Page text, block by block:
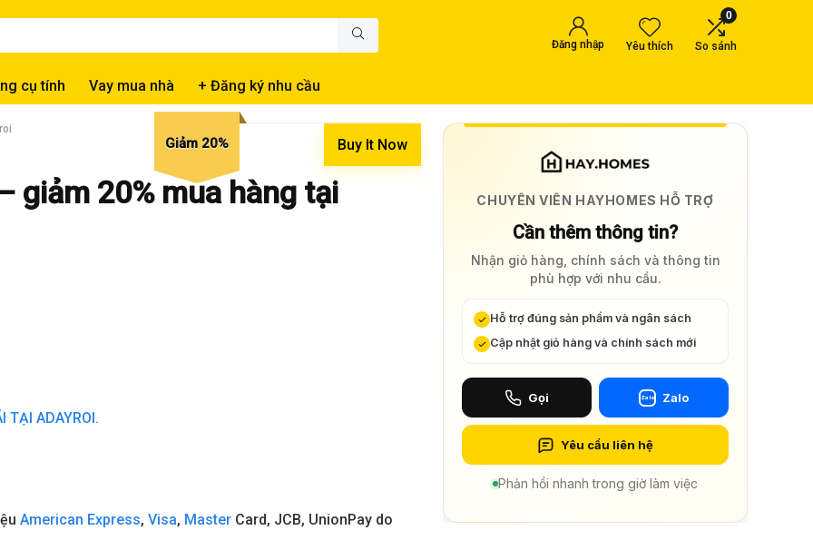
Đăng nhập Yêu thích
0
So sánh
cụ tính Vay mua nhà + Đăng ký nhu cầu
Giảm 20% Buy It Now
giảm 20% mua hàng tại
TẠI ADAYROI.
American Express, Visa, Master Card, JCB, UnionPay do
CHUYÊN VIÊN HAYHOMES HỖ TRỢ
Cần thêm thông tin?
Nhận giỏ hàng, chính sách và thông tin
phù hợp với nhu cầu.
Hỗ trợ đúng sản phẩm và ngân sách
Cập nhật giỏ hàng và chính sách mới
Gọi Zalo Zalo
Yêu cầu liên hệ
Phản hồi nhanh trong giờ làm việc